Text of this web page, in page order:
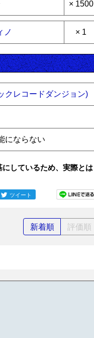
× 1500
ノ × 1
クレコードダンジョン)
にならない
しているため、実際とは
ツイート
新着順 評価順